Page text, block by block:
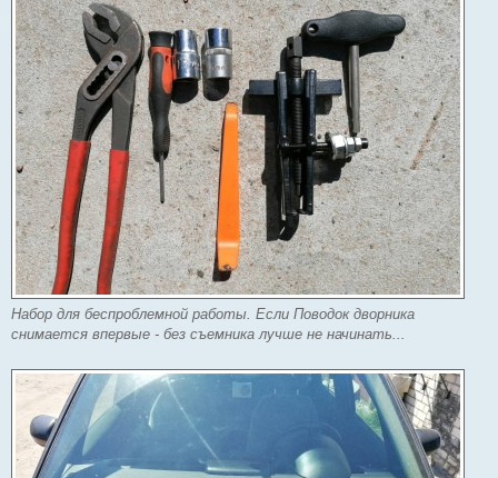
Набор для беспроблемной работы. Если Поводок дворника
снимается впервые - без съемника лучше не начинать...